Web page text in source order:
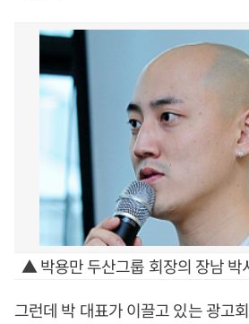
▲ 박용만 두산그룹 회장의 장남 박
그런데 박 대표가 이끌고 있는 광고